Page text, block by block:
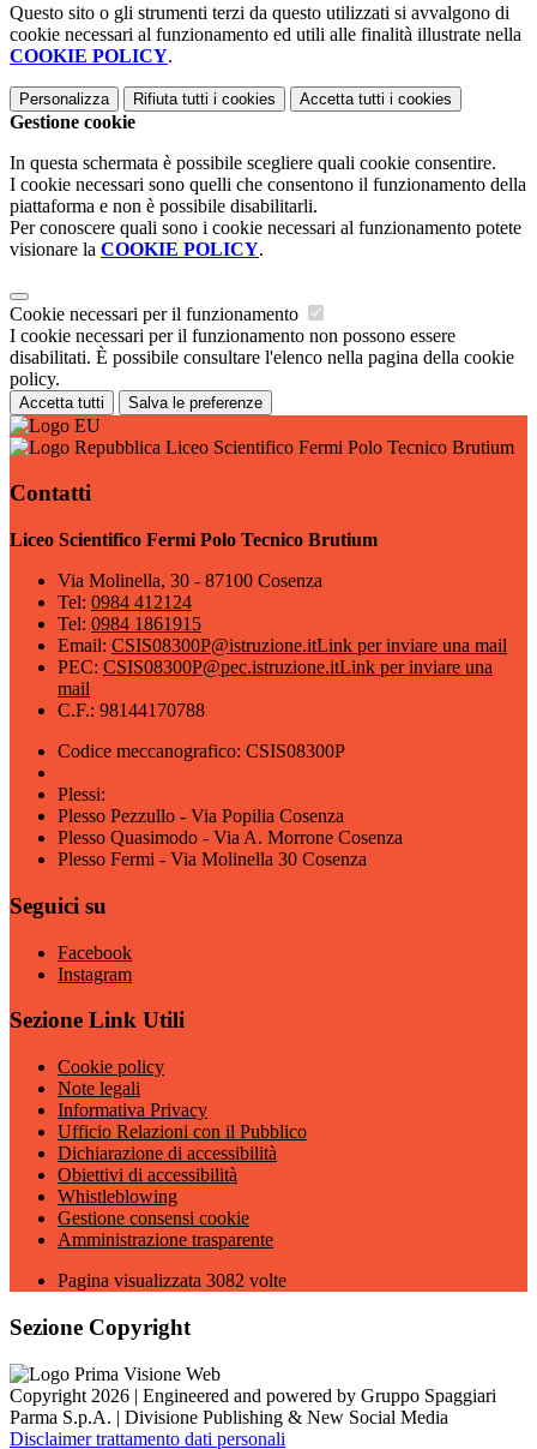
Questo sito o gli strumenti terzi da questo utilizzati si avvalgono di
cookie necessari al funzionamento ed utili alle finalità illustrate nella
COOKIE POLICY.
Personalizza Rifiuta tutti i cookies Accetta tutti i cookies
Gestione cookie
In questa schermata è possibile scegliere quali cookie consentire.
I cookie necessari sono quelli che consentono il funzionamento della
piattaforma e non è possibile disabilitarli.
Per conoscere quali sono i cookie necessari al funzionamento potete
visionare la COOKIE POLICY.
Cookie necessari per il funzionamento
I cookie necessari per il funzionamento non possono essere
disabilitati. È possibile consultare l'elenco nella pagina della cookie
policy.
Accetta tutti Salva le preferenze
Liceo Scientifico Fermi Polo Tecnico Brutium
Contatti
Liceo Scientifico Fermi Polo Tecnico Brutium
Via Molinella, 30 - 87100 Cosenza
Tel: 0984 412124
Tel: 0984 1861915
Email: CSIS08300P@istruzione.itLink per inviare una mail
PEC: CSIS08300P@pec.istruzione.itLink per inviare una
mail
C.F.: 98144170788
Codice meccanografico: CSIS08300P
Plessi:
Plesso Pezzullo - Via Popilia Cosenza
Plesso Quasimodo - Via A. Morrone Cosenza
Plesso Fermi - Via Molinella 30 Cosenza
Seguici su
Facebook
Instagram
Sezione Link Utili
Cookie policy
Note legali
Informativa Privacy
Ufficio Relazioni con il Pubblico
Dichiarazione di accessibilità
Obiettivi di accessibilità
Whistleblowing
Gestione consensi cookie
Amministrazione trasparente
Pagina visualizzata 3082 volte
Sezione Copyright
Copyright 2026 | Engineered and powered by Gruppo Spaggiari
Parma S.p.A. | Divisione Publishing & New Social Media
Disclaimer trattamento dati personali